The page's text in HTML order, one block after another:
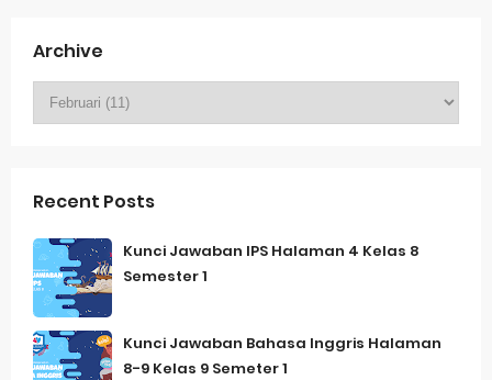
Archive
Recent Posts
Kunci Jawaban IPS Halaman 4 Kelas 8
Semester 1
Kunci Jawaban Bahasa Inggris Halaman
8-9 Kelas 9 Semeter 1